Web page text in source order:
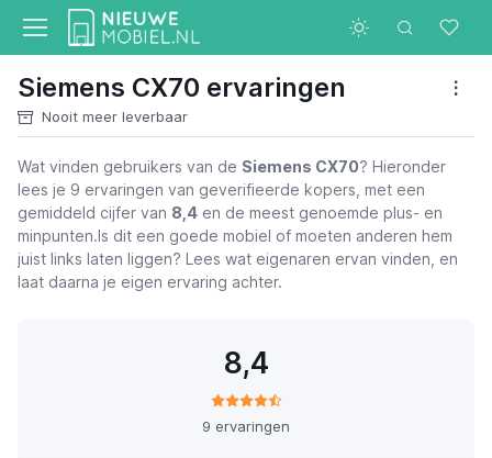
Siemens CX70 ervaringen
Nooit meer leverbaar
Wat vinden gebruikers van de Siemens CX70? Hieronder
lees je 9 ervaringen van geverifieerde kopers, met een
gemiddeld cijfer van 8,4 en de meest genoemde plus- en
minpunten.Is dit een goede mobiel of moeten anderen hem
juist links laten liggen? Lees wat eigenaren ervan vinden, en
laat daarna je eigen ervaring achter.
8,4
9 ervaringen